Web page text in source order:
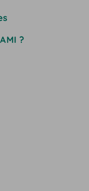
?